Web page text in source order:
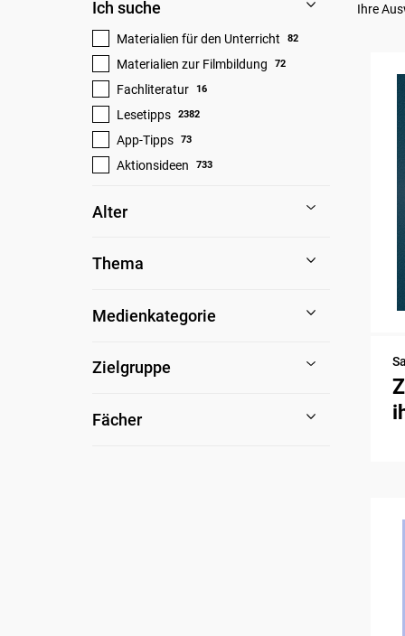
Ich suche
Lesetipps 2382
App-Tipps 73
Aktionsideen 733
Materialien für den Unterricht 82
Materialien zur Filmbildung 72
Fachliteratur 16
Alter
Thema
Medienkategorie
Zielgruppe
Fächer
Ihre